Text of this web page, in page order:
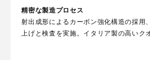
精密な製造プロセス
射出成形によるカーボン強化構造の採用
上げと検査を実施。イタリア製の高いク